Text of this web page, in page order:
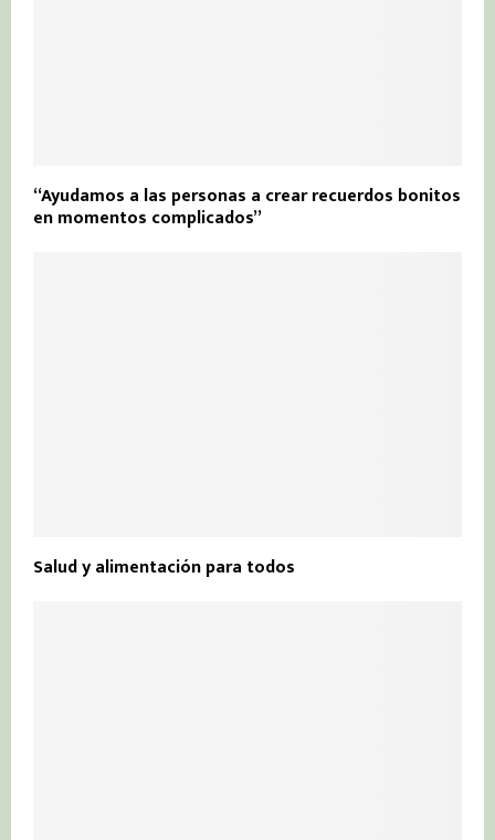
“Ayudamos a las personas a crear recuerdos bonitos
en momentos complicados”
Salud y alimentación para todos